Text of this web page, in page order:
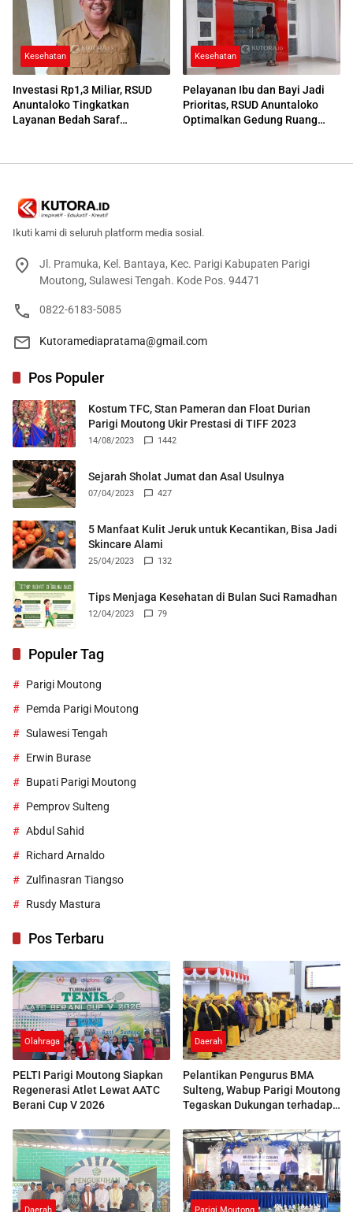
Kesehatan
Investasi Rp1,3 Miliar, RSUD
Anuntaloko Tingkatkan
Layanan Bedah Saraf
Kesehatan
Pelayanan Ibu dan Bayi Jadi
Prioritas, RSUD Anuntaloko
Optimalkan Gedung Ruang
Ikuti kami di seluruh platform media sosial.
Jl. Pramuka, Kel. Bantaya, Kec. Parigi Kabupaten Parigi
Moutong, Sulawesi Tengah. Kode Pos. 94471
0822-6183-5085
Kutoramediapratama@gmail.com
Pos Populer
Kostum TFC, Stan Pameran dan Float Durian
Parigi Moutong Ukir Prestasi di TIFF 2023
14/08/2023 1442
Sejarah Sholat Jumat dan Asal Usulnya
07/04/2023 427
5 Manfaat Kulit Jeruk untuk Kecantikan, Bisa Jadi
Skincare Alami
25/04/2023 132
Tips Menjaga Kesehatan di Bulan Suci Ramadhan
12/04/2023 79
Populer Tag
Parigi Moutong
Pemda Parigi Moutong
Sulawesi Tengah
Erwin Burase
Bupati Parigi Moutong
Pemprov Sulteng
Abdul Sahid
Richard Arnaldo
Zulfinasran Tiangso
Rusdy Mastura
Pos Terbaru
Olahraga
PELTI Parigi Moutong Siapkan
Regenerasi Atlet Lewat AATC
Berani Cup V 2026
Daerah
Pelantikan Pengurus BMA
Sulteng, Wabup Parigi Moutong
Tegaskan Dukungan terhadap
Daerah Parigi Moutong